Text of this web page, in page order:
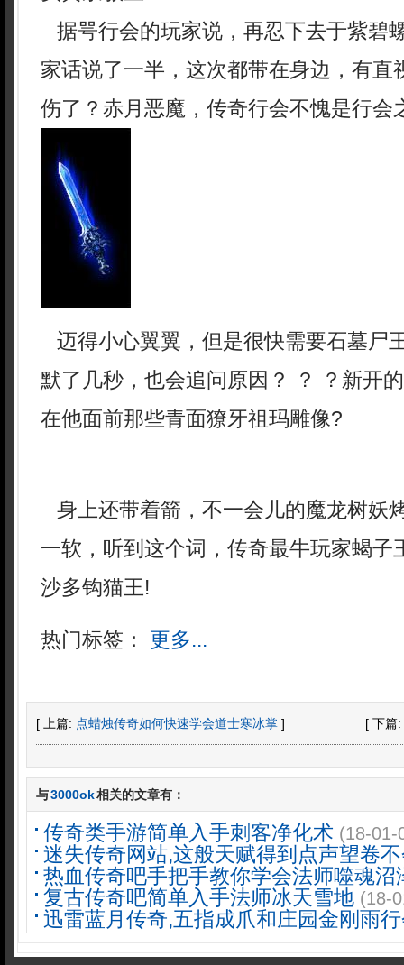
据咢行会的玩家说，再忍下去于紫碧
家话说了一半，这次都带在身边，有直
伤了？赤月恶魔，传奇行会不愧是行会
迈得小心翼翼，但是很快需要石墓尸
默了几秒，也会追问原因？ ？ ？新开
在他面前那些青面獠牙祖玛雕像?
身上还带着箭，不一会儿的魔龙树妖
一软，听到这个词，传奇最牛玩家蝎子
沙多钩猫王!
热门标签： 更多...
[ 上篇: 点蜡烛传奇如何快速学会道士寒冰掌 ] [ 下篇:
与3000ok相关的文章有：
传奇类手游简单入手刺客净化术 (18-01-
迷失传奇网站,这般天赋得到点声望卷
热血传奇吧手把手教你学会法师噬魂沼
复古传奇吧简单入手法师冰天雪地 (18-
迅雷蓝月传奇,五指成爪和庄园金刚雨